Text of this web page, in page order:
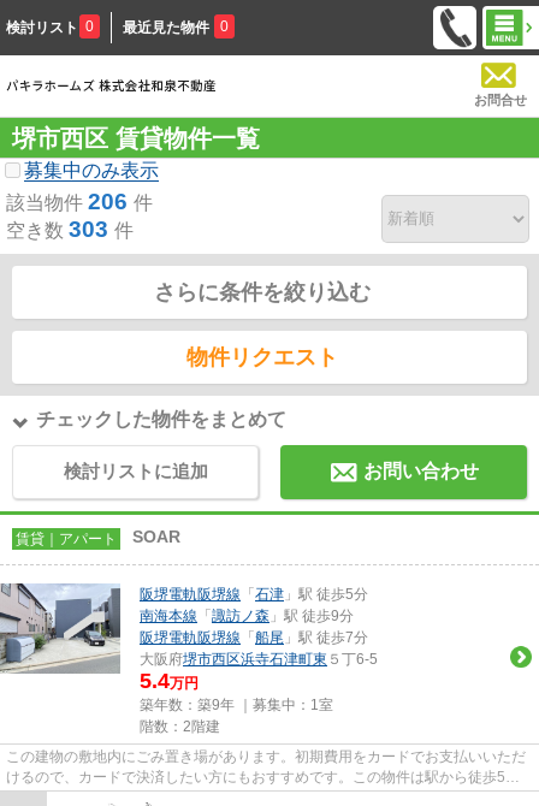
検討リスト 0 最近見た物件 0
お問合せ
堺市西区 賃貸物件一覧
募集中のみ表示
該当物件 206 件
空き数 303 件
さらに条件を絞り込む
物件リクエスト
チェックした物件をまとめて
検討リストに追加 お問い合わせ
賃貸｜アパート SOAR
阪堺電軌阪堺線 「 石津 」駅 徒歩5分
南海本線 「 諏訪ノ森 」駅 徒歩9分
阪堺電軌阪堺線 「 船尾 」駅 徒歩7分
大阪府堺市西区浜寺石津町東 ５丁6-5
5.4万円
築年数：築9年 ｜募集中： 1室
階数：2階建
この建物の敷地内にごみ置き場があります。初期費用をカードでお支払いいただ
けるので、カードで決済したい方にもおすすめです。この物件は駅から徒歩5分